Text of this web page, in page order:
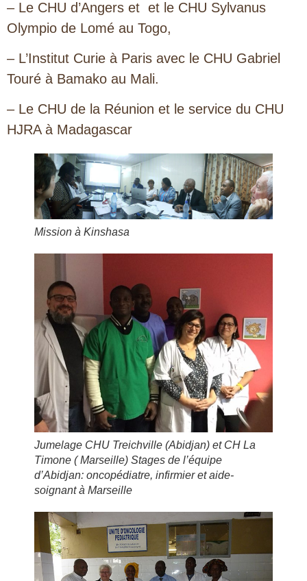
– Le CHU d’Angers et et le CHU Sylvanus
Olympio de Lomé au Togo,
– L’Institut Curie à Paris avec le CHU Gabriel
Touré à Bamako au Mali.
– Le CHU de la Réunion et le service du CHU
HJRA à Madagascar
Mission à Kinshasa
Jumelage CHU Treichville (Abidjan) et CH La
Timone ( Marseille) Stages de l’équipe
d’Abidjan: oncopédiatre, infirmier et aide-
soignant à Marseille